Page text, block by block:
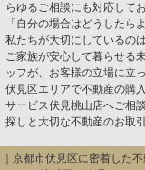
らゆるご相談にも対応して
「自分の場合はどうしたら
私たちが大切にしているの
ご家族が安心して暮らせる
ッフが、お客様の立場に立
伏見区エリアで不動産の購
サービス伏見桃山店へご相
探しと大切な不動産のお取
｜京都市伏見区に密着した